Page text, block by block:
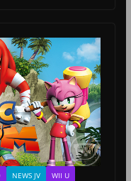
NEWS JV WII U